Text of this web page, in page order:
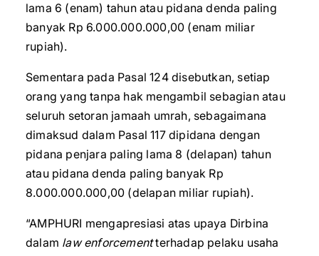
lama 6 (enam) tahun atau pidana denda paling
banyak Rp 6.000.000.000,00 (enam miliar
rupiah).
Sementara pada Pasal 124 disebutkan, setiap
orang yang tanpa hak mengambil sebagian atau
seluruh setoran jamaah umrah, sebagaimana
dimaksud dalam Pasal 117 dipidana dengan
pidana penjara paling lama 8 (delapan) tahun
atau pidana denda paling banyak Rp
8.000.000.000,00 (delapan miliar rupiah).
“AMPHURI mengapresiasi atas upaya Dirbina
dalam law enforcementterhadap pelaku usaha